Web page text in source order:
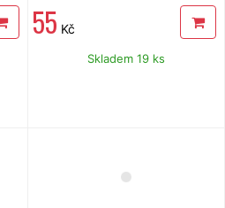
55 Kč
Skladem 19 ks